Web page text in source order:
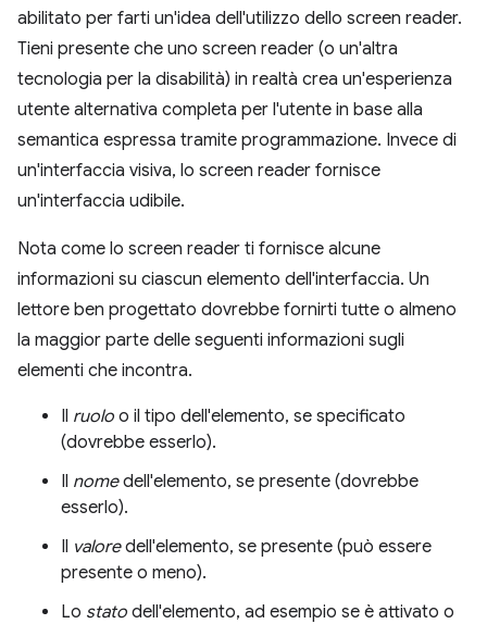
abilitato per farti un'idea dell'utilizzo dello screen reader.
Tieni presente che uno screen reader (o un'altra
tecnologia per la disabilità) in realtà crea un'esperienza
utente alternativa completa per l'utente in base alla
semantica espressa tramite programmazione. Invece di
un'interfaccia visiva, lo screen reader fornisce
un'interfaccia udibile.
Nota come lo screen reader ti fornisce alcune
informazioni su ciascun elemento dell'interfaccia. Un
lettore ben progettato dovrebbe fornirti tutte o almeno
la maggior parte delle seguenti informazioni sugli
elementi che incontra.
Il ruolo o il tipo dell'elemento, se specificato
(dovrebbe esserlo).
Il nomedell'elemento, se presente (dovrebbe
esserlo).
Il valoredell'elemento, se presente (può essere
presente o meno).
Lo stato dell'elemento, ad esempio se è attivato o